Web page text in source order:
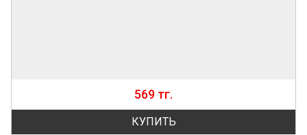
569 тг.
КУПИТЬ